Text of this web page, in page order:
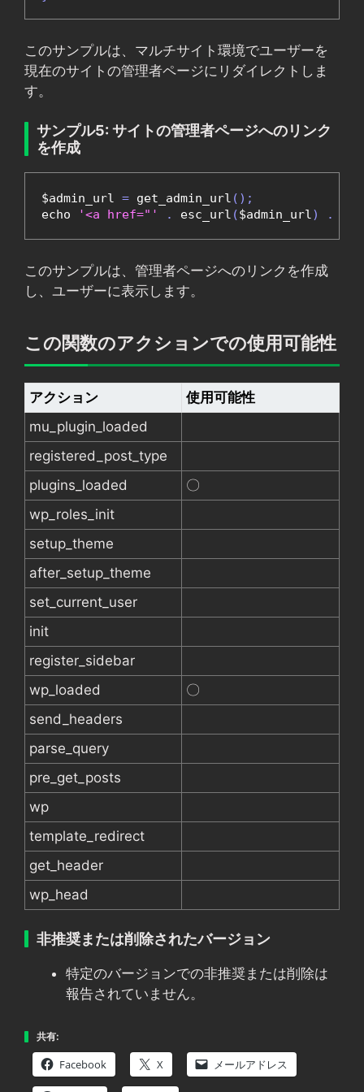
このサンプルは、マルチサイト環境でユーザーを
現在のサイトの管理者ページにリダイレクトしま
す。
サンプル5: サイトの管理者ページへのリンク
を作成
$admin_url = get_admin_url ();
echo
'<a href="' . esc_url ($admin_url) .
このサンプルは、管理者ページへのリンクを作成
し、ユーザーに表示します。
この関数のアクションでの使用可能性
アクション
使用可能性
mu_plugin_loaded
registered_post_type
plugins_loaded
〇
wp_roles_init
setup_theme
after_setup_theme
set_current_user
init
register_sidebar
wp_loaded
〇
send_headers
parse_query
pre_get_posts
wp
template_redirect
get_header
wp_head
非推奨または削除されたバージョン
特定のバージョンでの非推奨または削除は
報告されていません。
共有:
Facebook X メールアドレス